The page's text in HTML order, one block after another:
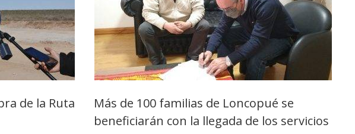
de la Ruta
Más de 100 familias de Loncopué se
beneficiarán con la llegada de los servicios